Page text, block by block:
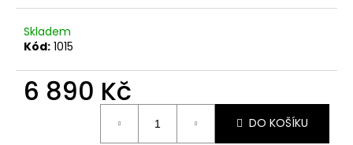
Skladem
Kód: 1015
6 890 Kč
DO KOŠÍKU
D
o
p